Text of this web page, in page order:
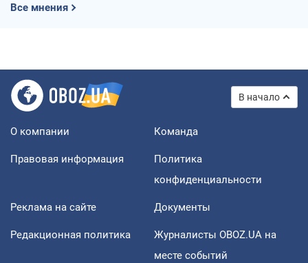
Все мнения
В начало
О компании Команда
Правовая информация
Политика
конфиденциальности
Реклама на сайте Документы
Редакционная политика
Журналисты OBOZ.UA на
месте событий